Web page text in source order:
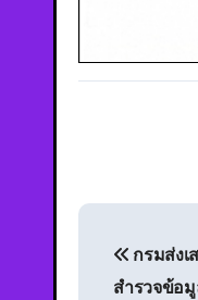
กรมส่ง
สำรวจข้อ